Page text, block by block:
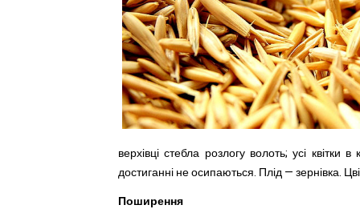
верхівці стебла розлогу волоть; усі
достиганні не осипаються. Плід — зернівка.
Поширення